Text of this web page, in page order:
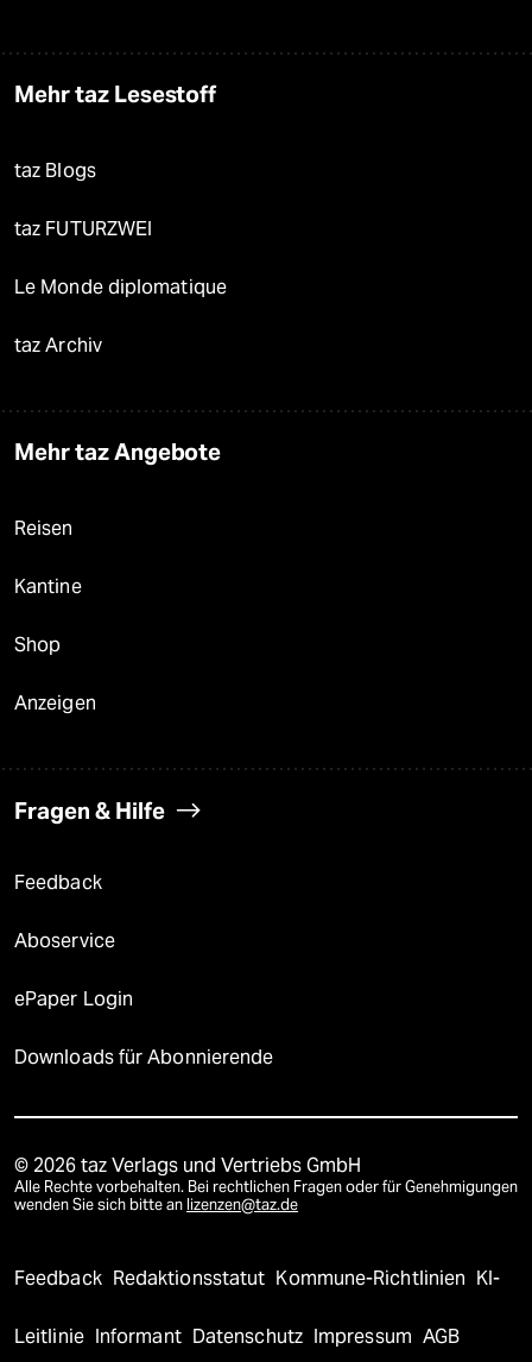
Mehr taz Lesestoff
taz Blogs
taz FUTURZWEI
Le Monde diplomatique
taz Archiv
Mehr taz Angebote
Reisen
Kantine
Shop
Anzeigen
Fragen & Hilfe
Feedback
Aboservice
ePaper Login
Downloads für Abonnierende
© 2026 taz Verlags und Vertriebs GmbH
Alle Rechte vorbehalten. Bei rechtlichen Fragen oder für Genehmigungen
wenden Sie sich bitte an lizenzen@taz.de
Feedback Redaktionsstatut Kommune-Richtlinien KI-
Leitlinie Informant Datenschutz Impressum AGB